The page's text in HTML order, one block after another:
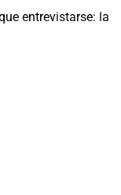
entrevistarse: la